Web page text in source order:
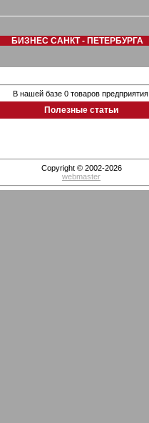
БИЗНЕС САНКТ - ПЕТЕРБУРГА
В нашей базе 0 товаров предприятия.
Полезные статьи
Copyright © 2002-2026
webmaster